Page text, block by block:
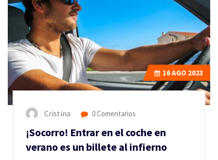
16AGO 2023
Cristina 0 Comentarios
¡Socorro! Entrar en el coche en
verano es un billete al infierno